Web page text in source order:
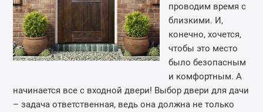
проводим время с
близкими. И,
конечно, хочется,
чтобы это место
было безопасным
и комфортным. А
начинается все с входной двери! Выбор двери для дачи
– задача ответственная, ведь она должна не только